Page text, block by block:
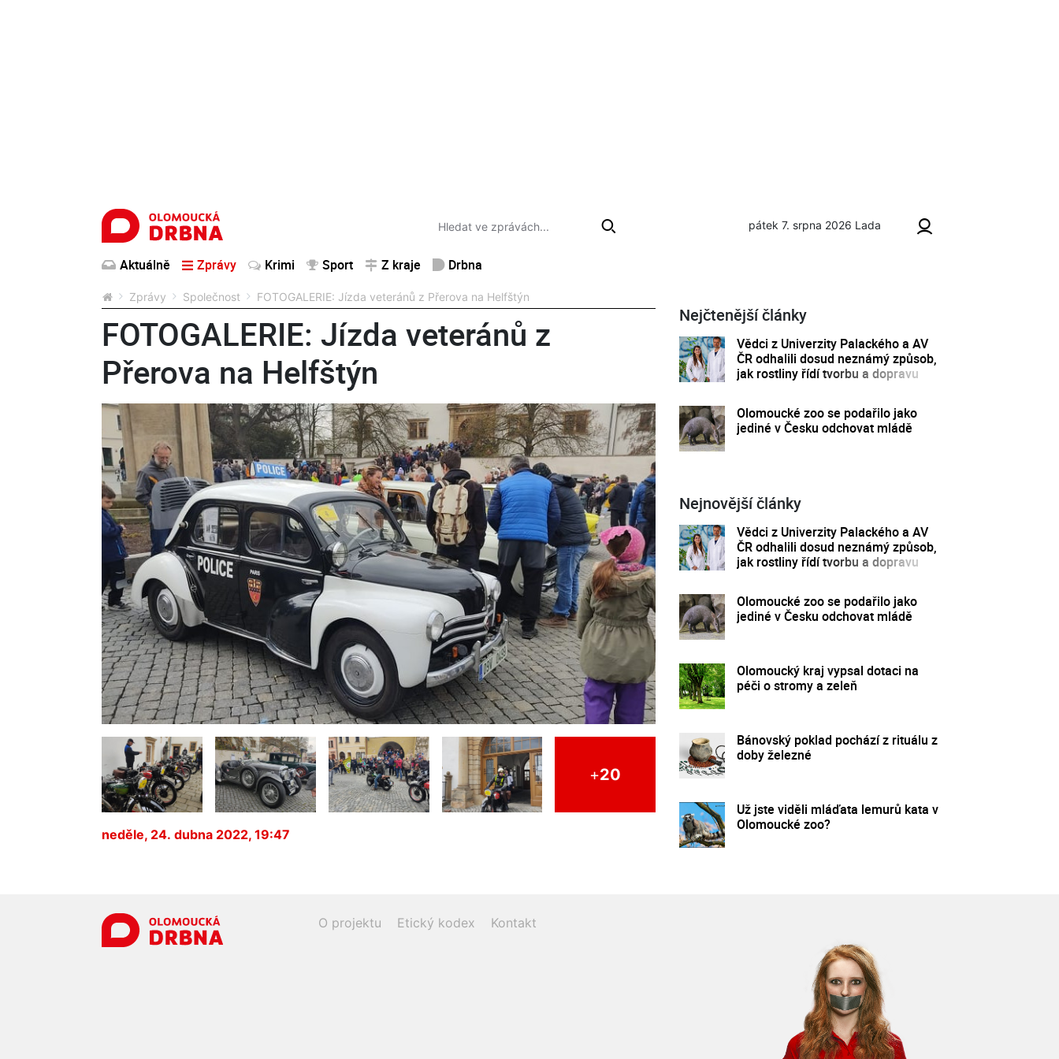
pátek 7. srpna 2026 Lada
Aktuálně Zprávy Krimi Sport Z kraje Drbna
Zprávy Společnost FOTOGALERIE: Jízda veteránů z Přerova na Helfštýn
FOTOGALERIE: Jízda veteránů z
Přerova na Helfštýn
+20
neděle, 24. dubna 2022, 19:47
Nejčtenější články
Vědci z Univerzity Palackého a AV
ČR odhalili dosud neznámý způsob,
jak rostliny řídí tvorbu a dopravu
Olomoucké zoo se podařilo jako
jediné v Česku odchovat mládě
Nejnovější články
Vědci z Univerzity Palackého a AV
ČR odhalili dosud neznámý způsob,
jak rostliny řídí tvorbu a dopravu
Olomoucké zoo se podařilo jako
jediné v Česku odchovat mládě
Olomoucký kraj vypsal dotaci na
péči o stromy a zeleň
Bánovský poklad pochází z rituálu z
doby železné
Už jste viděli mláďata lemurů kata v
Olomoucké zoo?
O projektu Etický kodex Kontakt